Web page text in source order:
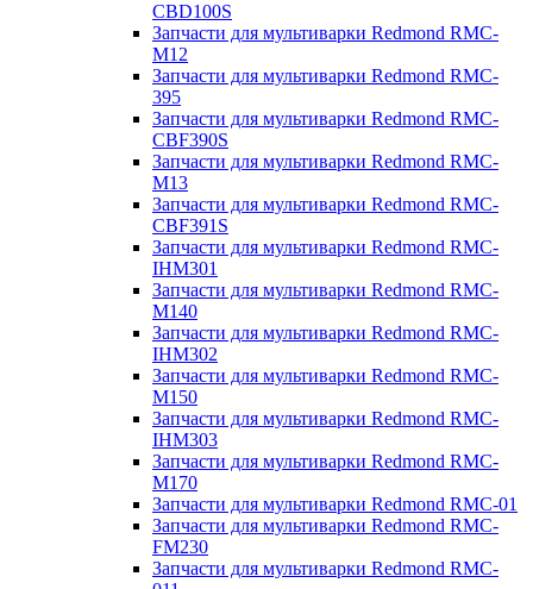
CBD100S
Запчасти для мультиварки Redmond RMC-
M12
Запчасти для мультиварки Redmond RMC-
395
Запчасти для мультиварки Redmond RMC-
CBF390S
Запчасти для мультиварки Redmond RMC-
M13
Запчасти для мультиварки Redmond RMC-
CBF391S
Запчасти для мультиварки Redmond RMC-
IHM301
Запчасти для мультиварки Redmond RMC-
M140
Запчасти для мультиварки Redmond RMC-
IHM302
Запчасти для мультиварки Redmond RMC-
M150
Запчасти для мультиварки Redmond RMC-
IHM303
Запчасти для мультиварки Redmond RMC-
M170
Запчасти для мультиварки Redmond RMC-01
Запчасти для мультиварки Redmond RMC-
FM230
Запчасти для мультиварки Redmond RMC-